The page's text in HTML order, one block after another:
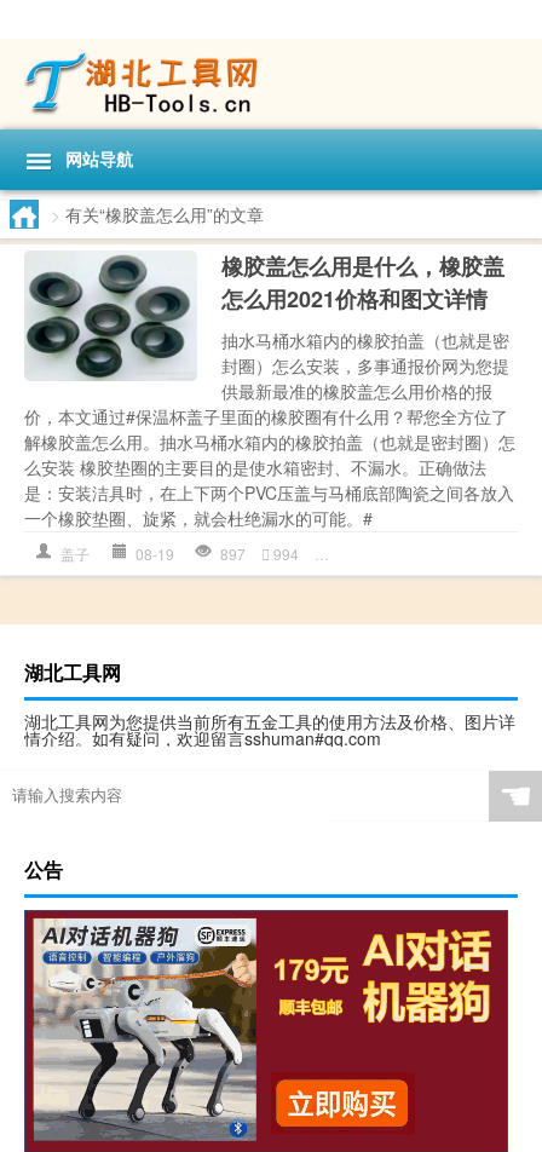
网站导航
> 有关“橡胶盖怎么用”的文章
橡胶盖怎么用是什么，橡胶盖
怎么用2021价格和图文详情
抽水马桶水箱内的橡胶拍盖（也就是密
封圈）怎么安装，多事通报价网为您提
供最新最准的橡胶盖怎么用价格的报
价，本文通过#保温杯盖子里面的橡胶圈有什么用？帮您全方位了
解橡胶盖怎么用。抽水马桶水箱内的橡胶拍盖（也就是密封圈）怎
么安装 橡胶垫圈的主要目的是使水箱密封、不漏水。正确做法
是：安装洁具时，在上下两个PVC压盖与马桶底部陶瓷之间各放入
一个橡胶垫圈、旋紧，就会杜绝漏水的可能。#
盖子 08-19 897 994
湖北工具网
湖北工具网为您提供当前所有五金工具的使用方法及价格、图片详
情介绍。如有疑问，欢迎留言sshuman#qq.com
☚
公告